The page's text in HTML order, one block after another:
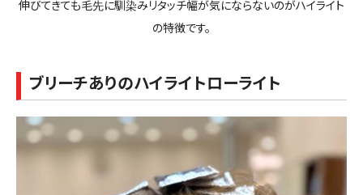
伸びてきても毛先に馴染みリタッチ幅が気にならないのがハイライト
の特徴です。
ブリーチありのハイライトローライト